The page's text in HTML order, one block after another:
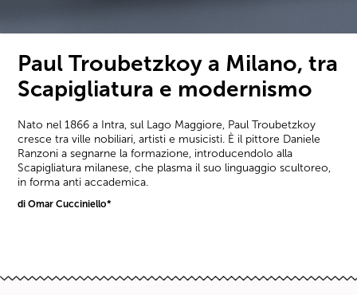
Paul Troubetzkoy a Milano, tra
Scapigliatura e modernismo
Nato nel 1866 a Intra, sul Lago Maggiore, Paul Troubetzkoy
cresce tra ville nobiliari, artisti e musicisti. È il pittore Daniele
Ranzoni a segnarne la formazione, introducendolo alla
Scapigliatura milanese, che plasma il suo linguaggio scultoreo,
in forma anti accademica.
di Omar Cucciniello*